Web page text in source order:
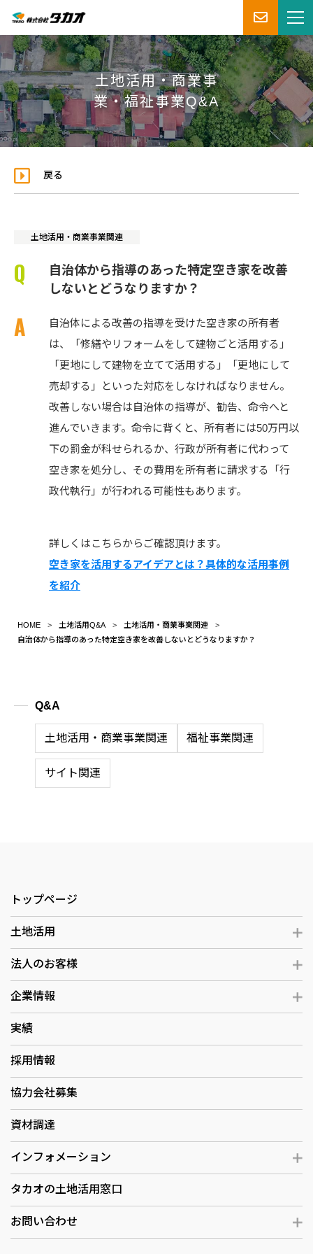
土地活用・商業事
業・福祉事業Q&A
戻る
土地活用・商業事業関連
自治体から指導のあった特定空き家を改善
しないとどうなりますか？
自治体による改善の指導を受けた空き家の所有者
は、「修繕やリフォームをして建物ごと活用する」
「更地にして建物を立てて活用する」「更地にして
売却する」といった対応をしなければなりません。
改善しない場合は自治体の指導が、勧告、命令へと
進んでいきます。命令に背くと、所有者には50万円以
下の罰金が科せられるか、行政が所有者に代わって
空き家を処分し、その費用を所有者に請求する「行
政代執行」が行われる可能性もあります。
詳しくはこちらからご確認頂けます。
空き家を活用するアイデアとは？具体的な活用事例
を紹介
HOME 土地活用Q&A
土地活用・商業事業関連
自治体から指導のあった特定空き家を改善しないとどうなりますか？
Q&A
土地活用・商業事業関連 福祉事業関連
サイト関連
トップページ
土地活用
法人のお客様
企業情報
実績
採用情報
協力会社募集
資材調達
インフォメーション
タカオの土地活用窓口
お問い合わせ